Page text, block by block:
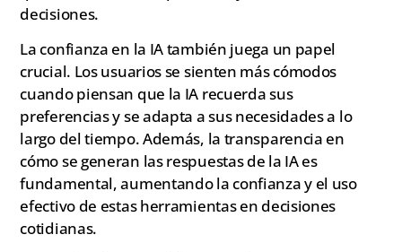
decisiones.
La confianza en la IA también juega un papel
crucial. Los usuarios se sienten más cómodos
cuando piensan que la IA recuerda sus
preferencias y se adapta a sus necesidades a lo
largo del tiempo. Además, la transparencia en
cómo se generan las respuestas de la IA es
fundamental, aumentando la confianza y el uso
efectivo de estas herramientas en decisiones
cotidianas.